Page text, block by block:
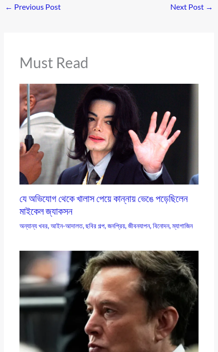
← Previous Post Next Post →
Must Read
যে অভিযোগ থেকে খালাস পেয়ে কান্নায় ভেঙে পড়েছিলেন
মাইকেল জ্যাকসন
অন্যান্য খবর,আইন-আদালত,ছবির গল্প,জনপ্রিয়,জীবনযাপন,বিনোদন,ম্যাগাজিন